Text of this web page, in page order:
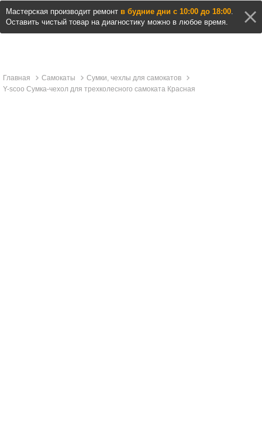
Мастерская производит ремонт в будние дни с 10:00 до 18:00.
Оставить чистый товар на диагностику можно в любое время.
Главная Самокаты
Сумки, чехлы для самокатов
Y-scoo Сумка-чехол для трехколесного самоката Красная